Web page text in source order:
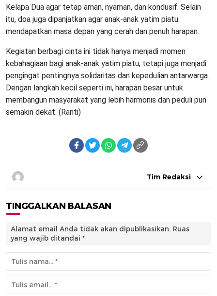
Kelapa Dua agar tetap aman, nyaman, dan kondusif. Selain
itu, doa juga dipanjatkan agar anak-anak yatim piatu
mendapatkan masa depan yang cerah dan penuh harapan.
Kegiatan berbagi cinta ini tidak hanya menjadi momen
kebahagiaan bagi anak-anak yatim piatu, tetapi juga menjadi
pengingat pentingnya solidaritas dan kepedulian antarwarga.
Dengan langkah kecil seperti ini, harapan besar untuk
membangun masyarakat yang lebih harmonis dan peduli pun
semakin dekat. (Ranti)
Tim Redaksi
TINGGALKAN BALASAN
Alamat email Anda tidak akan dipublikasikan. Ruas
yang wajib ditandai *